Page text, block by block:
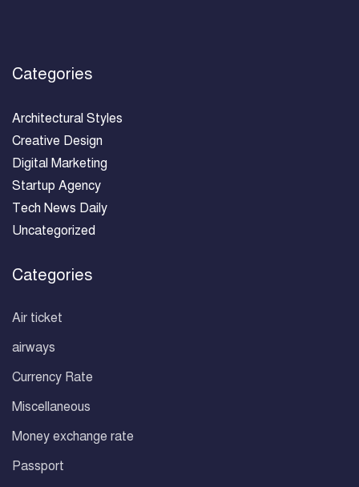
Categories
Architectural Styles
Creative Design
Digital Marketing
Startup Agency
Tech News Daily
Uncategorized
Categories
Air ticket
airways
Currency Rate
Miscellaneous
Money exchange rate
Passport